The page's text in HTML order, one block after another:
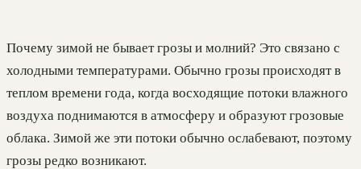
Почему зимой не бывает грозы и молний? Это связано с
холодными температурами. Обычно грозы происходят в
теплом времени года, когда восходящие потоки влажного
воздуха поднимаются в атмосферу и образуют грозовые
облака. Зимой же эти потоки обычно ослабевают, поэтому
грозы редко возникают.